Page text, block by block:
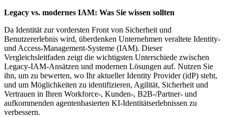
Legacy vs. modernes IAM: Was Sie wissen sollten
Da Identität zur vordersten Front von Sicherheit und
Benutzererlebnis wird, überdenken Unternehmen veraltete Identity-
und Access-Management-Systeme (IAM). Dieser
Vergleichsleitfaden zeigt die wichtigsten Unterschiede zwischen
Legacy-IAM-Ansätzen und modernen Lösungen auf. Nutzen Sie
ihn, um zu bewerten, wo Ihr aktueller Identity Provider (idP) steht,
und um Möglichkeiten zu identifizieren, Agilität, Sicherheit und
Vertrauen in Ihren Workforce-, Kunden-, B2B-/Partner- und
aufkommenden agentenbasierten KI-Identitätserlebnissen zu
verbessern.